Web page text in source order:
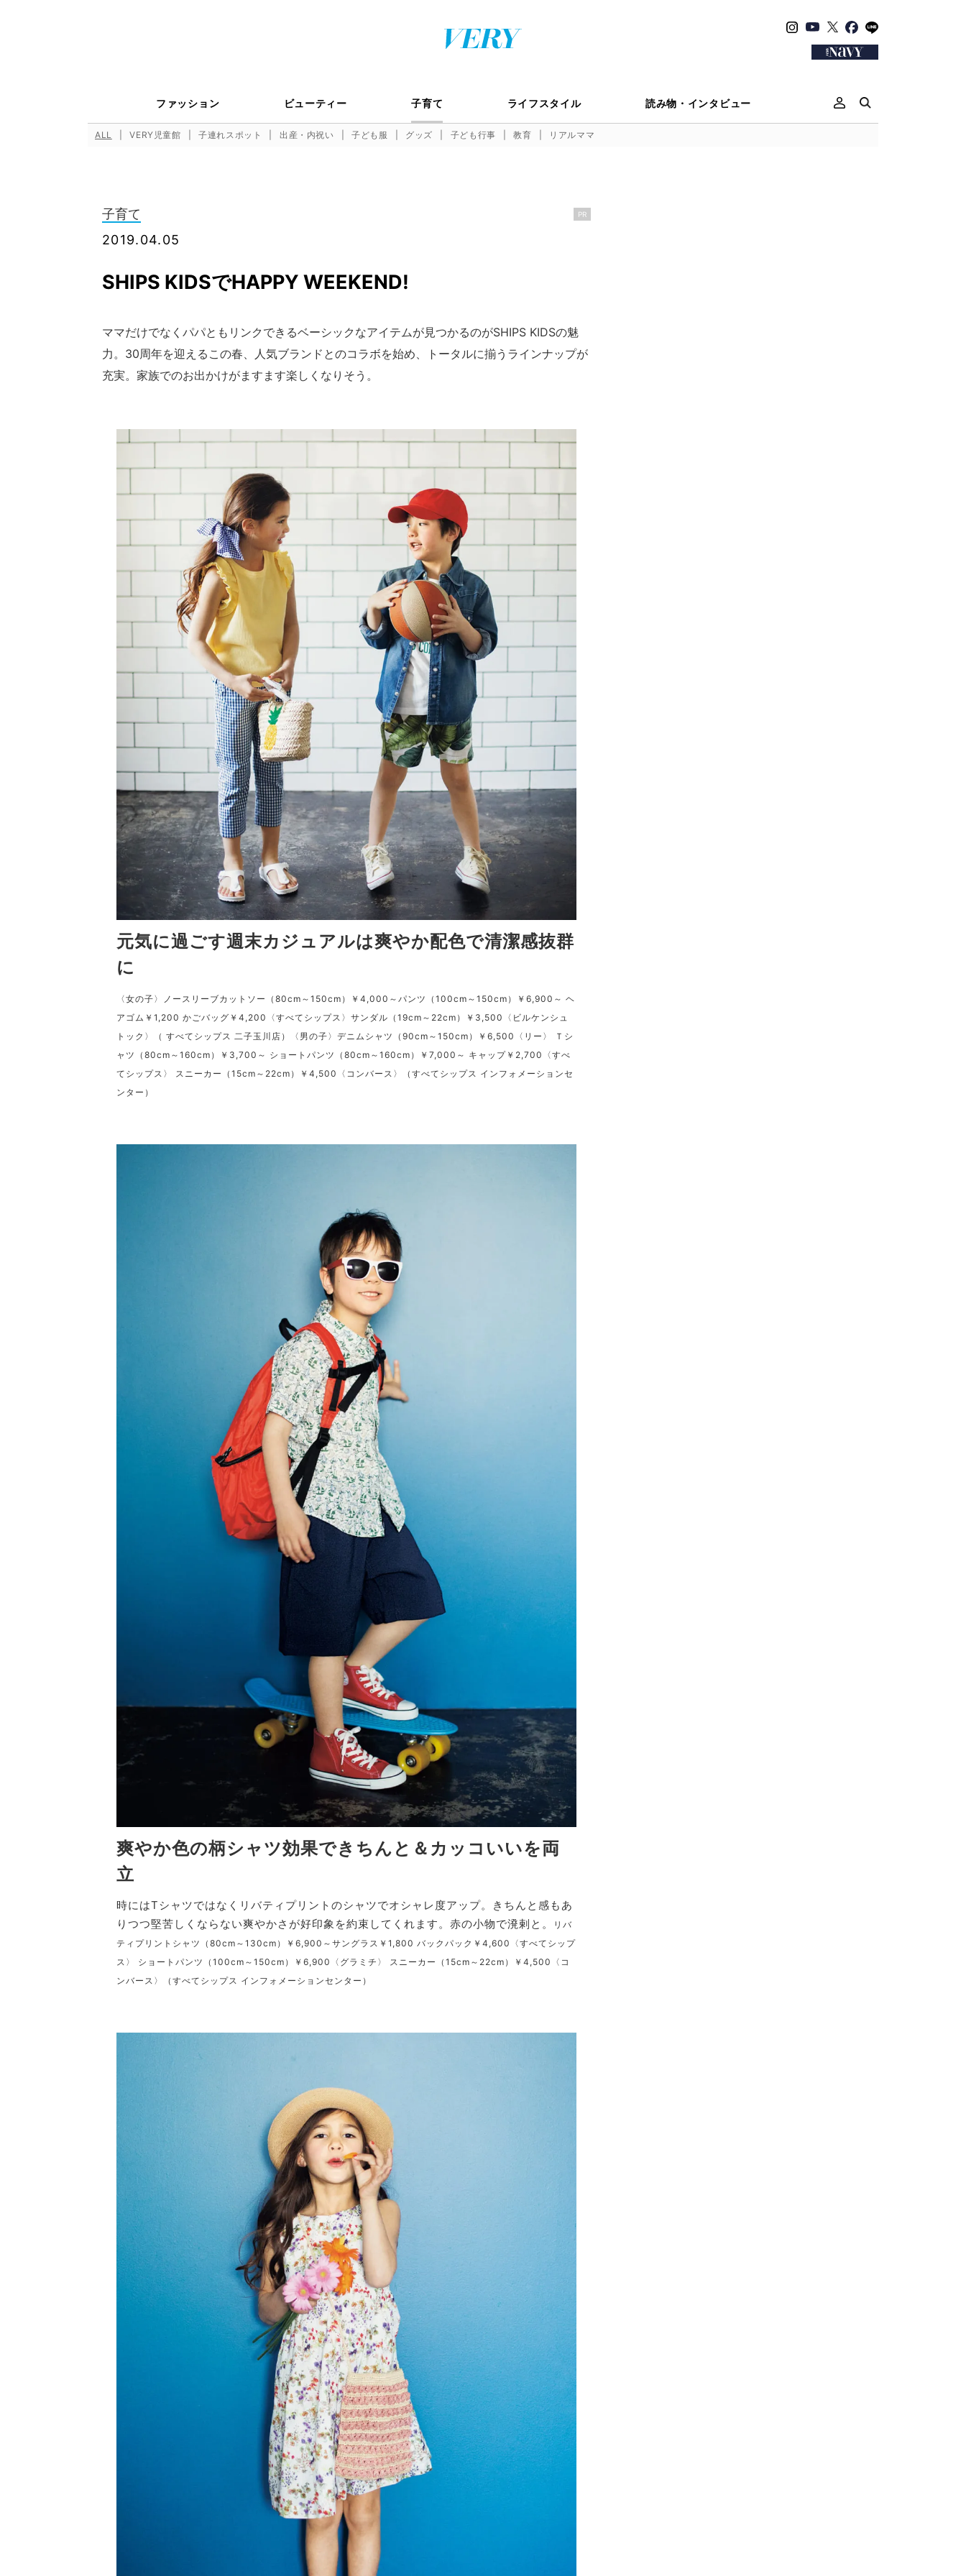
ファッション ビューティー 子育て ライフスタイル 読み物・インタビュー
ALL VERY児童館 子連れスポット 出産・内祝い 子ども服 グッズ 子ども行事 教育 リアルママ
子育て
2019.04.05
PR
SHIPS KIDSでHAPPY WEEKEND!
ママだけでなくパパともリンクできるベーシックなアイテムが見つかるのがSHIPS KIDSの魅
力。30周年を迎えるこの春、人気ブランドとのコラボを始め、トータルに揃うラインナップが
充実。家族でのお出かけがますます楽しくなりそう。
元気に過ごす週末カジュアルは爽やか配色で清潔感抜群
に
〈女の子〉ノースリーブカットソー（80cm～150cm）￥4,000～パンツ（100cm～150cm）￥6,900～ ヘ
アゴム￥1,200 かごバッグ￥4,200〈すべてシップス〉サンダル（19cm～22cm）￥3,500〈ビルケンシュ
トック〉（ すべてシップス 二子玉川店）〈男の子〉デニムシャツ（90cm～150cm）￥6,500〈リー〉 Ｔシ
ャツ（80cm～160cm）￥3,700～ ショートパンツ（80cm～160cm）￥7,000～ キャップ￥2,700〈すべ
てシップス〉 スニーカー（15cm～22cm）￥4,500〈コンバース〉（すべてシップス インフォメーションセ
ンター）
爽やか色の柄シャツ効果できちんと＆カッコいいを両
立
時にはTシャツではなくリバティプリントのシャツでオシャレ度アップ。きちんと感もあ
りつつ堅苦しくならない爽やかさが好印象を約束してくれます。赤の小物で溌剌と。
リバ
ティプリントシャツ（80cm～130cm）￥6,900～サングラス￥1,800 バックパック￥4,600〈すべてシップ
ス〉 ショートパンツ（100cm～150cm）￥6,900〈グラミチ〉 スニーカー（15cm～22cm）￥4,500〈コ
ンバース〉（すべてシップス インフォメーションセンター）